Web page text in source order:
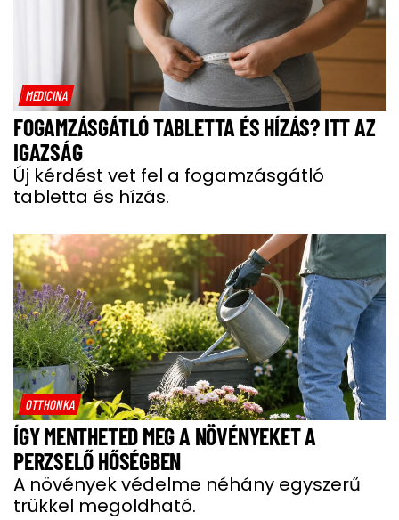
MEDICINA
FOGAMZÁSGÁTLÓ TABLETTA ÉS HÍZÁS? ITT AZ
IGAZSÁG
Új kérdést vet fel a fogamzásgátló
tabletta és hízás.
OTTHONKA
ÍGY MENTHETED MEG A NÖVÉNYEKET A
PERZSELŐ HŐSÉGBEN
A növények védelme néhány egyszerű
trükkel megoldható.